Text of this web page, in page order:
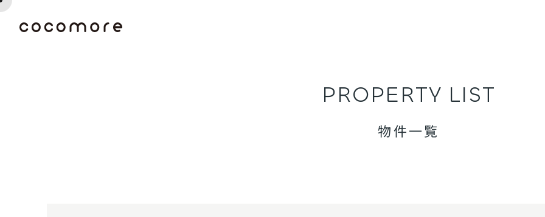
PROPERTY LIST
物件一覧